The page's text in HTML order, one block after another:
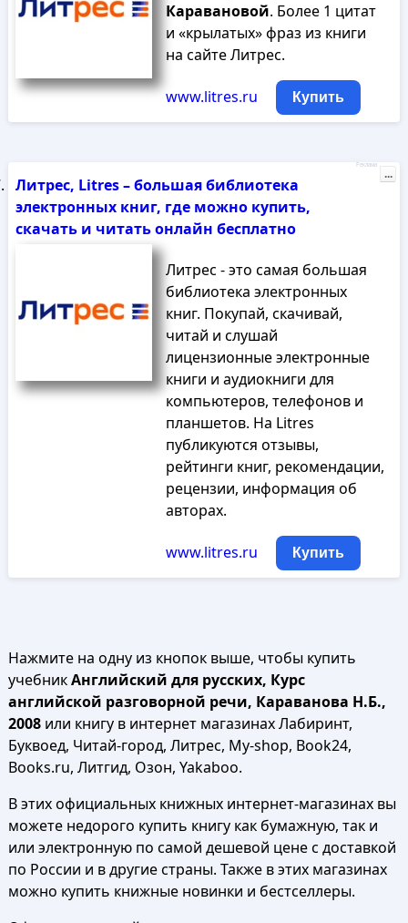
Каравановой. Более 1 цитат
и «крылатых» фраз из книги
на сайте Литрес.
www.litres.ru Купить
Литрес, Litres – большая библиотека
электронных книг, где можно купить,
скачать и читать онлайн бесплатно
Литрес - это самая большая
библиотека электронных
книг. Покупай, скачивай,
читай и слушай
лицензионные электронные
книги и аудиокниги для
компьютеров, телефонов и
планшетов. На Litres
публикуются отзывы,
рейтинги книг, рекомендации,
рецензии, информация об
авторах.
www.litres.ru Купить
Реклама
...
Нажмите на одну из кнопок выше, чтобы купить
учебникАнглийский для русских, Курс
английской разговорной речи, Караванова Н.Б.,
2008или книгу в интернет магазинах Лабиринт,
Буквоед, Читай-город, Литрес, My-shop, Book24,
Books.ru, Литгид, Озон, Yakaboo.
В этих официальных книжных интернет-магазинах вы
можете недорого купить книгу как бумажную, так и
или электронную по самой дешевой цене с доставкой
по России и в другие страны. Также в этих магазинах
можно купить книжные новинки и бестселлеры.